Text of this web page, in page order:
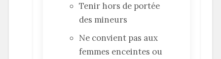
Tenir hors de portée
des mineurs
Ne convient pas aux
femmes enceintes ou